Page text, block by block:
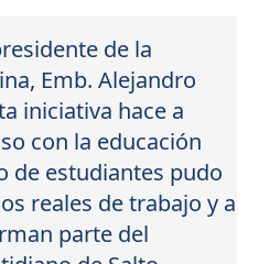
de la
Emb. Alejandro
iniciativa hace a
con la educación
de estudiantes pudo
reales de trabajo y a
parte del